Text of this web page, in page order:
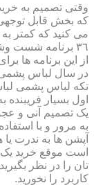
وقتی تصمیم به
که بخش قابل توجهی
می کنید که کمتر به
٣٦ برنامه شست
از این برنامه
در سال لباس پشمی
تکه لباس پشمی
اول بسیار
یک تصمیم آنی و
به مرور و با
آپشن ها به ندرت یا
است موقع خرید یک
تان را در نظر
کاربرد را نخورید.